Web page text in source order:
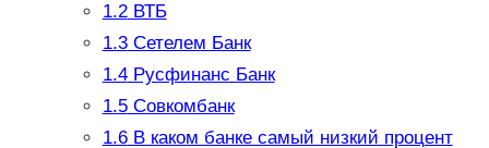
1.2ВТБ
1.3Сетелем Банк
1.4Русфинанс Банк
1.5Совкомбанк
1.6В каком банке самый низкий процент